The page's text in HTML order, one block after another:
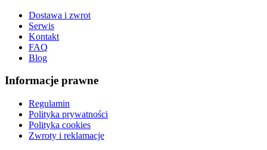
Dostawa i zwrot
Serwis
Kontakt
FAQ
Blog
Informacje prawne
Regulamin
Polityka prywatności
Polityka cookies
Zwroty i reklamacje